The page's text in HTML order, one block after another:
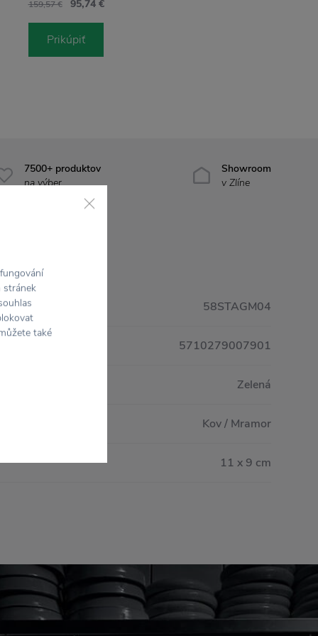
7500+ produktov
na výber
Showroom
v Zlíne
58STAGM04
5710279007901
Zelená
Kov / Mramor
11 x 9 cm
159,57 € 95,74 €
Prikúpiť
stránek
také